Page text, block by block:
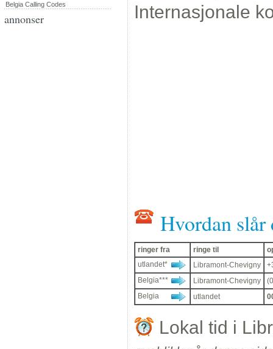
Internasjonale
Hvordan slår
ringer fra ringe til
utlandet*
Libramont-Chevigny
Belgia***
Libramont-Chevigny
Belgia
utlandet
Lokal tid i
Belgia Calling Codes
annonser